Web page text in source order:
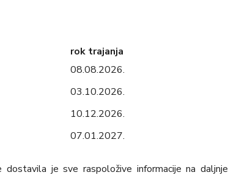
rok trajanja
08.08.2026.
03.10.2026.
10.12.2026.
07.01.2027.
je sve raspoložive informacije na daljnje